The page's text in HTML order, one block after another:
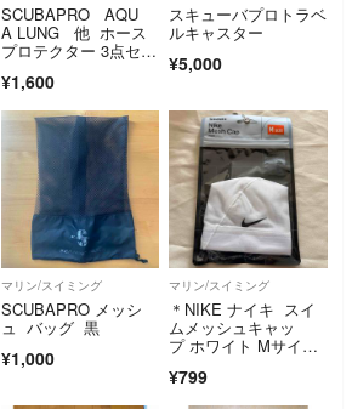
SCUBAPRO AQU
A LUNG 他 ホース
プロテクター 3点セッ
¥1,600
スキューバプロトラベ
ルキャスター
¥5,000
マリン/スイミング
SCUBAPRO メッシ
ュ バッグ 黒
¥1,000
マリン/スイミング
＊NIKE ナイキ スイ
ムメッシュキャッ
プ ホワイト Mサイ
¥799